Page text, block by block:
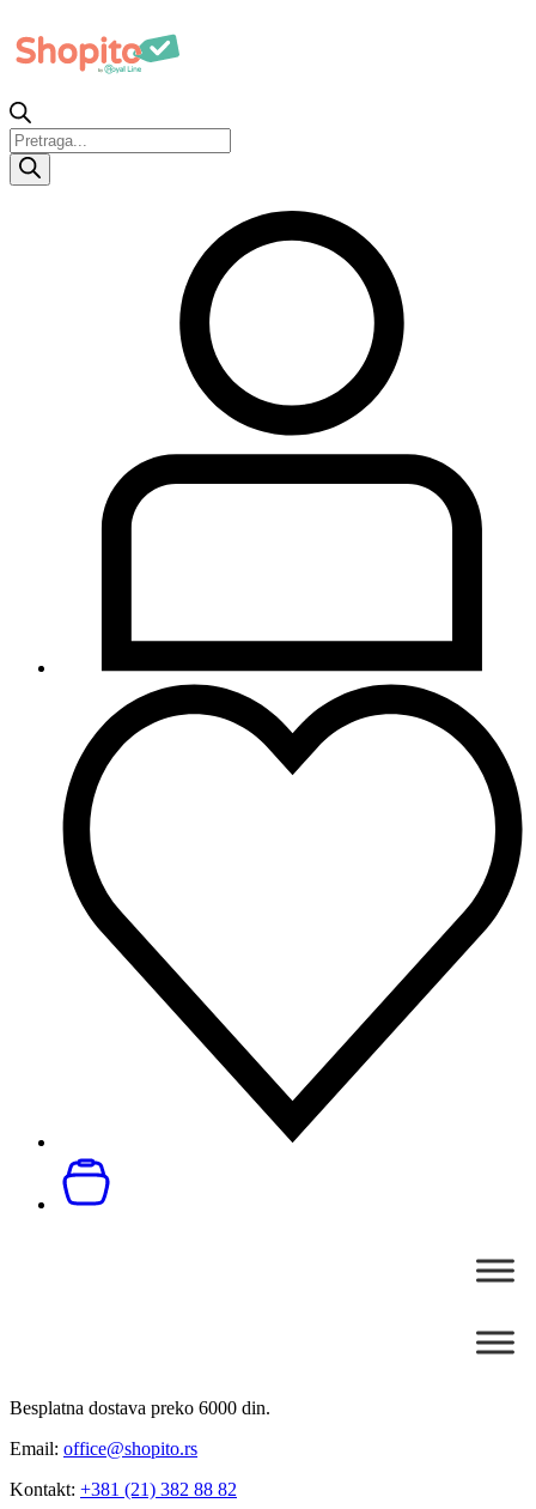
Products
search
Besplatna dostava preko 6000 din.
Email: office@shopito.rs
Kontakt: +381 (21) 382 88 82